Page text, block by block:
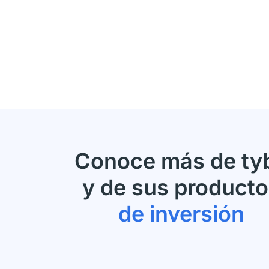
Conoce más de
y de sus
de inversión